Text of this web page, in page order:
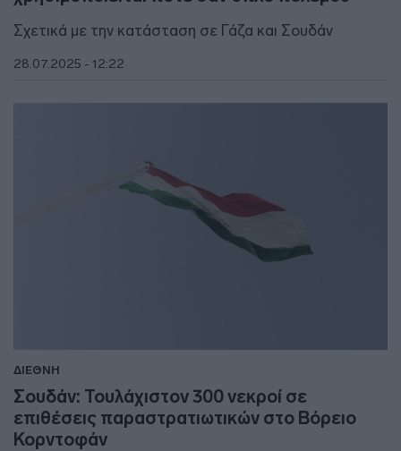
Σχετικά με την κατάσταση σε Γάζα και Σουδάν
28.07.2025 - 12:22
ΔΙΕΘΝΗ
Σουδάν: Τουλάχιστον 300 νεκροί σε
επιθέσεις παραστρατιωτικών στο Βόρειο
Κορντοφάν